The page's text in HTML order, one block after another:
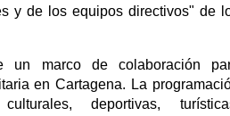
y de los equipos directivos" de
un marco de colaboración
en Cartagena. La
deportivas,